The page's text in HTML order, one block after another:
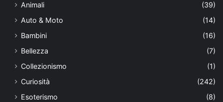
Animali
(39)
Auto & Moto
(14)
Bambini
(16)
Bellezza
(7)
Collezionismo
(1)
Curiosità
(242)
Esoterismo
(8)